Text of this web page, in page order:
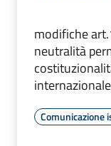
modifiche
neutralità
internazionale
Comunicazione